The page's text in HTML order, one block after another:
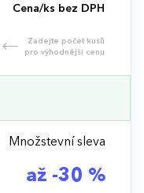
Cena/ks bez DPH
Zadejte počet kusů
pro výhodnější cenu
Množstevní sleva
až -30 %